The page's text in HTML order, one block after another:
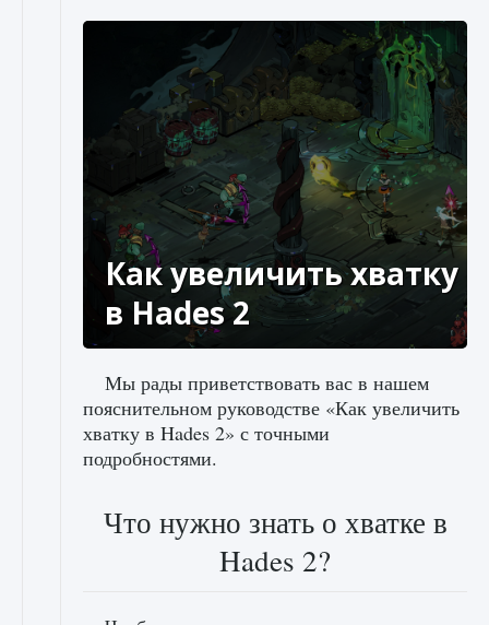
Как увеличить хватку
в Hades 2
Мы рады приветствовать вас в нашем
пояснительном руководстве «Как увеличить
хватку в Hades 2» с точными
подробностями.
Что нужно знать о хватке в
Hades 2?